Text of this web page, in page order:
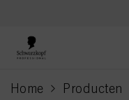
Home Producten